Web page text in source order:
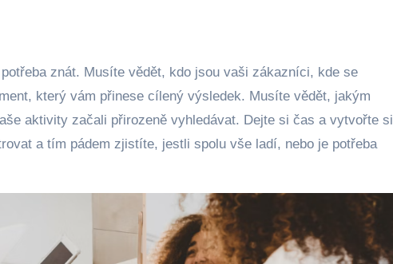
znát. Musíte vědět, kdo jsou vaši zákazníci, kde se
který vám přinese cílený výsledek. Musíte vědět, jakým
aktivity začali přirozeně vyhledávat. Dejte si čas a vytvořte si
a tím pádem zjistíte, jestli spolu vše ladí, nebo je potřeba